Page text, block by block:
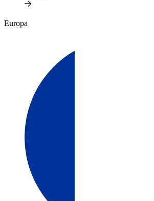
Europa​​